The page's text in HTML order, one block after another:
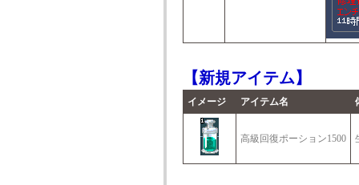
【新規アイテム】
イメージ アイテム名
高級回復ポーション1500